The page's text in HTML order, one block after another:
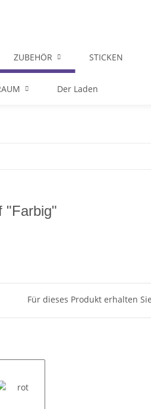
ZUBEHÖR STICKEN
Der Laden
"Farbig"
Für dieses Produkt erhalten Sie